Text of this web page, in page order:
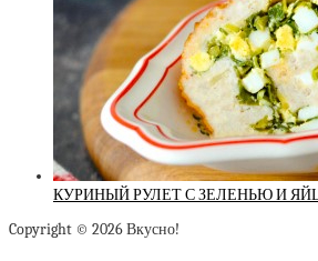
КУРИНЫЙ РУЛЕТ С ЗЕЛЕНЬЮ И
Copyright © 2026 Вкусно!